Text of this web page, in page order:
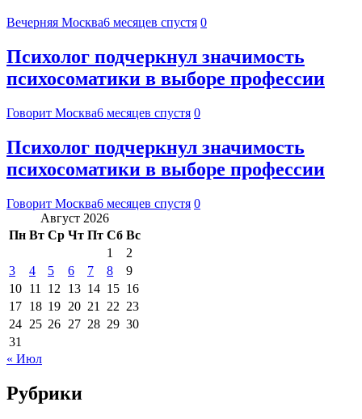
Вечерняя Москва6 месяцев спустя 0
Психолог подчеркнул значимость
психосоматики в выборе профессии
Говорит Москва6 месяцев спустя 0
Психолог подчеркнул значимость
психосоматики в выборе профессии
Говорит Москва6 месяцев спустя 0
Август 2026
Пн Вт Ср Чт Пт Сб Вс
1
2
3
4 5 6 7 8
9
10 11 12 13 14 15 16
17 18 19 20 21 22 23
24 25 26 27 28 29 30
31
« Июл
Рубрики